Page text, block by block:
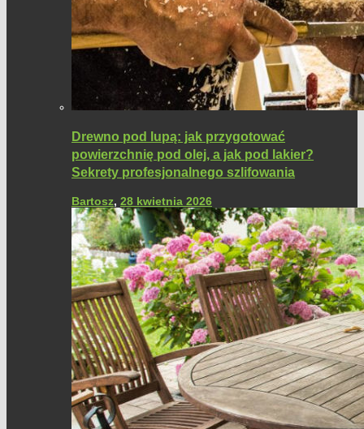
Drewno pod lupą: jak przygotować
powierzchnię pod olej, a jak pod lakier?
Sekrety profesjonalnego szlifowania
Bartosz, 28 kwietnia 2026